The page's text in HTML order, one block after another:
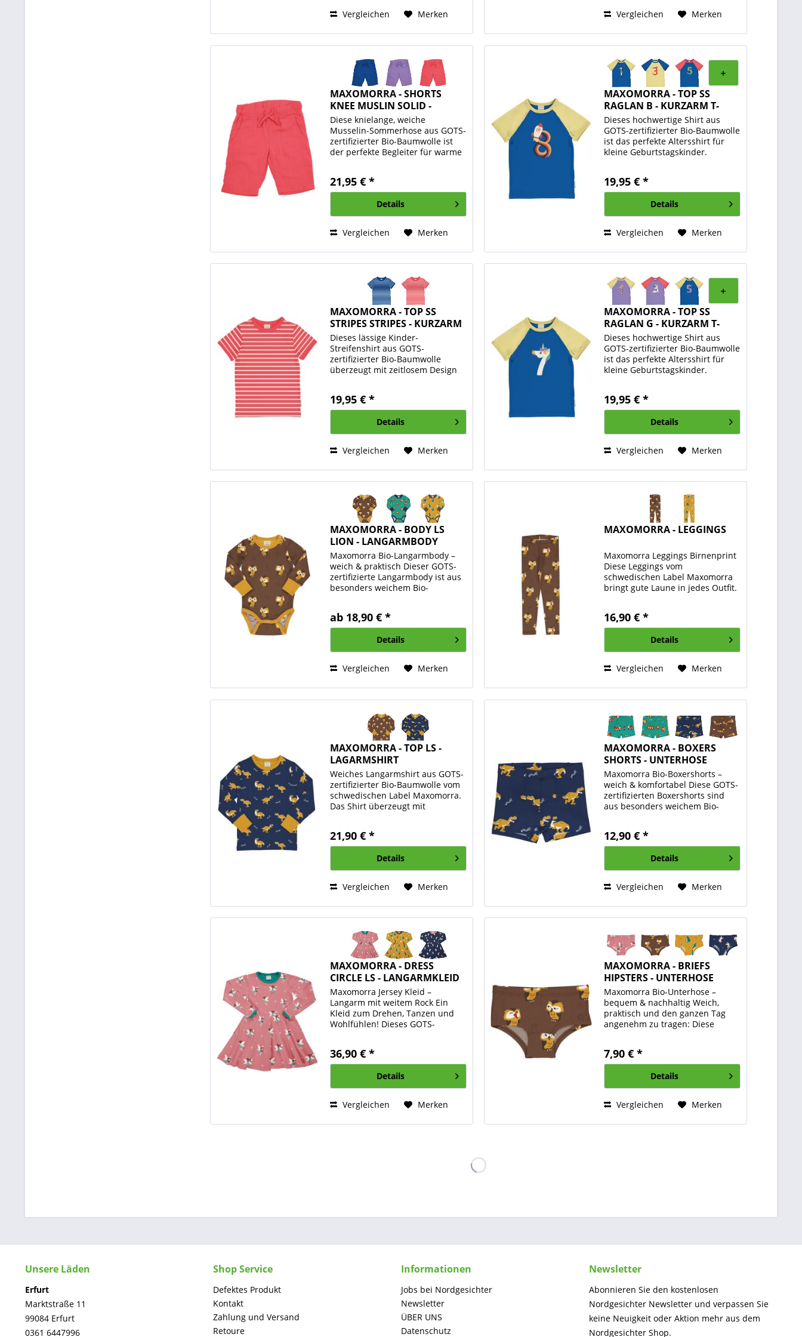
Vergleichen Merken Vergleichen Merken
MAXOMORRA - SHORTS
KNEE MUSLIN SOLID -
LEICHTE...
Diese knielange, weiche
Musselin-Sommerhose aus GOTS-
zertifizierter Bio-Baumwolle ist
der perfekte Begleiter für warme
luftiges Tragegefühl und bietet
optimalen Komfort –...
21,95 € *
Details
Vergleichen Merken
MAXOMORRA - TOP SS
RAGLAN B - KURZARM T-
SHIRT...
Dieses hochwertige Shirt aus
GOTS-zertifizierter Bio-Baumwolle
ist das perfekte Altersshirt für
kleine Geburtstagskinder.
angenehmes Tragegefühl auf der
Haut und überzeugt...
19,95 € *
Details
Vergleichen Merken
MAXOMORRA - TOP SS
STRIPES STRIPES - KURZARM
T-...
Dieses lässige Kinder-
Streifenshirt aus GOTS-
zertifizierter Bio-Baumwolle
überzeugt mit zeitlosem Design
sich angenehm auf der Haut an
und sorgt dank seines
elastischen Anteils für...
19,95 € *
Details
Vergleichen Merken
MAXOMORRA - TOP SS
RAGLAN G - KURZARM T-
SHIRT...
Dieses hochwertige Shirt aus
GOTS-zertifizierter Bio-Baumwolle
ist das perfekte Altersshirt für
kleine Geburtstagskinder.
angenehmes Tragegefühl auf der
Haut und überzeugt...
19,95 € *
Details
Vergleichen Merken
MAXOMORRA - BODY LS
LION - LANGARMBODY
Maxomorra Bio-Langarmbody –
weich & praktisch Dieser GOTS-
zertifizierte Langarmbody ist aus
besonders weichem Bio-
Komfort im Alltag. Rippbündchen
an Ärmeln, Beinöffnungen und...
ab 18,90 € *
Details
Vergleichen Merken
MAXOMORRA - LEGGINGS
Maxomorra Leggings Birnenprint
Diese Leggings vom
schwedischen Label Maxomorra
bringt gute Laune in jedes Outfit.
während das weiche Jersey-
Material für rundum...
16,90 € *
Details
Vergleichen Merken
MAXOMORRA - TOP LS -
LAGARMSHIRT
Weiches Langarmshirt aus GOTS-
zertifizierter Bio-Baumwolle vom
schwedischen Label Maxomorra.
Das Shirt überzeugt mit
und Rippbündchen an den
Ärmeln für eine bequeme
Passform. Dank des kleinen...
21,90 € *
Details
Vergleichen Merken
MAXOMORRA - BOXERS
SHORTS - UNTERHOSE
Maxomorra Bio-Boxershorts –
weich & komfortabel Diese GOTS-
zertifizierten Boxershorts sind
aus besonders weichem Bio-
Der elastische Bund sorgt für
perfekten Halt, während das...
12,90 € *
Details
Vergleichen Merken
MAXOMORRA - DRESS
CIRCLE LS - LANGARMKLEID
Maxomorra Jersey Kleid –
Langarm mit weitem Rock Ein
Kleid zum Drehen, Tanzen und
Wohlfühlen! Dieses GOTS-
begeistert mit seinem extra
weiten, komplett runden Rockteil ,
36,90 € *
Details
Vergleichen Merken
MAXOMORRA - BRIEFS
HIPSTERS - UNTERHOSE
Maxomorra Bio-Unterhose –
bequem & nachhaltig Weich,
praktisch und den ganzen Tag
angenehm zu tragen: Diese
Baumwolljersey und sind perfekt
für jeden Tag. Der elastische
Bund sorgt...
7,90 € *
Details
Vergleichen Merken
Unsere Läden
Erfurt
Marktstraße 11
99084 Erfurt
0361 6447996
Shop Service
Defektes Produkt
Kontakt
Zahlung und Versand
Retoure
Informationen
Jobs bei Nordgesichter
Newsletter
ÜBER UNS
Datenschutz
Newsletter
Abonnieren Sie den kostenlosen
Nordgesichter Newsletter und verpassen Sie
keine Neuigkeit oder Aktion mehr aus dem
Nordgesichter Shop.